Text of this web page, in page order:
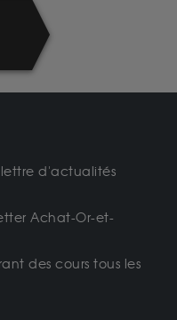
lettre d'actualités
Achat-Or-et-
des cours tous les